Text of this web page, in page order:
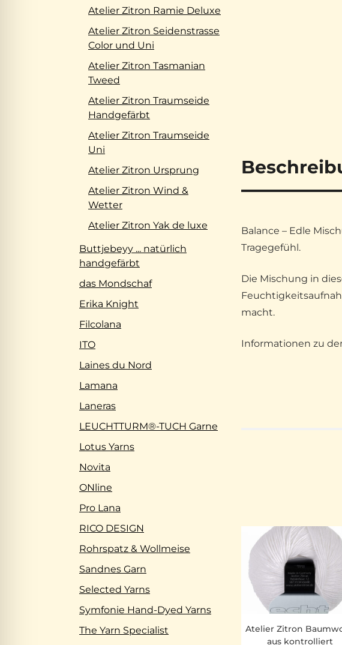
Balance – Edle
Tragegefühl.
Die Mischung in
macht.
Informationen zu
Atelier Zitron
aus kontrolliert
Atelier Zitron Ramie Deluxe
Atelier Zitron Seidenstrasse
Color und Uni
Atelier Zitron Tasmanian
Tweed
Atelier Zitron Traumseide
Handgefärbt
Atelier Zitron Traumseide
Uni
Atelier Zitron Ursprung
Atelier Zitron Wind &
Wetter
Atelier Zitron Yak de luxe
Buttjebeyy ... natürlich
handgefärbt
das Mondschaf
Erika Knight
Filcolana
ITO
Laines du Nord
Lamana
Laneras
LEUCHTTURM®-TUCH Garne
Lotus Yarns
Novita
ONline
Pro Lana
RICO DESIGN
Rohrspatz & Wollmeise
Sandnes Garn
Selected Yarns
Symfonie Hand-Dyed Yarns
The Yarn Specialist